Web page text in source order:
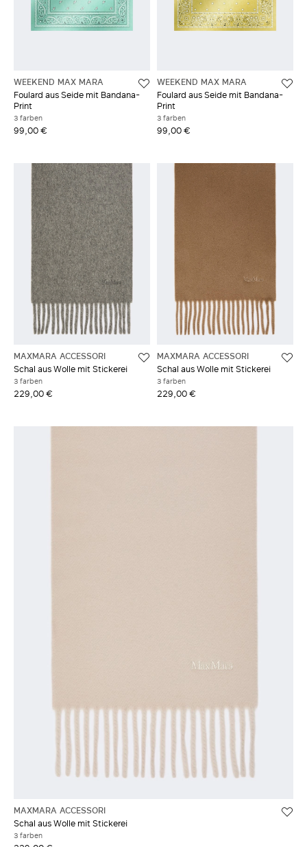
WEEKEND MAX MARA
Foulard aus Seide mit Bandana-
Print
3 farben
99,00 €
WEEKEND MAX MARA
Foulard aus Seide mit Bandana-
Print
3 farben
99,00 €
MAXMARA ACCESSORI
Schal aus Wolle mit Stickerei
3 farben
229,00 €
MAXMARA ACCESSORI
Schal aus Wolle mit Stickerei
3 farben
229,00 €
MAXMARA ACCESSORI
Schal aus Wolle mit Stickerei
3 farben